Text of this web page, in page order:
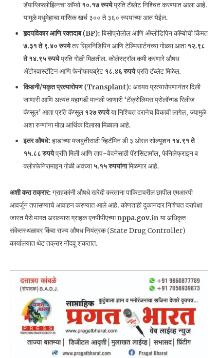
डॅपाग्लिफ्लोझिनचा कॉम्बो१०.१७ रुपयेप्रति टॅब्लेट निश्चित करण्यात आला आहे.
यामुळे मधुमेहाचा मासिक खर्च ३०० ते ३६० रुपयांच्या आत येईल.
हृदयविकार आणि रक्तदाब (BP): बिसोप्रोलोल आणि ॲम्लोडिपिन कॉम्बोची किंमत
७.३१ ते ९.४० रुपयेतर सि्लनिडिपिन आणि टेल्मिसार्टनच्या गोळ्या आता१२.९८
ते १४.९५ रुपयेप्रति गोळी मिळतील. कोलेस्ट्रॉल कमी करणारे औषध
ॲटोरवास्टॅटिन आणि फेनोफायब्रेट १८.४६ रुपयेप्रति टॅब्लेट मिळेल.
किडनी/यकृत प्रत्यारोपण (Transplant): अवयव प्रत्यारोपणानंतर दिली
जाणारी आणि अत्यंत महागडी मानली जाणारी ‘टॅक्रोलिमस प्रोलॉन्गड रिलीज
कॅप्सूल’ आता प्रति कॅप्सूल१२७ रुपयेया निश्चित दरानेच विकावी लागेल, ज्यामुळे
अशा रुग्णांना मोठा आर्थिक दिलासा मिळाला आहे.
इतर औषधे: हाडांच्या मजबुतीसाठी व्हिटॅमिन डी ३ ओरल सोल्यूशन १४.९१ ते
१५.८८ रुपयेप्रति मिली आणि ताप-वेदनेसाठी पॅरासिटामॉल, फेनिलेफ्राइन व
क्लोरफेनिरामाइन गोळी अवघ्या५.१५ रुपयांनामिळणार आहे.
अशी करा तक्रार: ग्राहकांनी औषधे खरेदी करताना पाकिटावरील छापील एमआरपी
आवर्जून तपासण्याचे आवाहन करण्यात आले आहे. कोणताही दुकानदार निश्चित दरापेक्षा
जास्त पैसे मागत असल्यास ग्राहक एनपीपीएच्याnppa.gov.inया अधिकृत
संकेतस्थळावर किंवा राज्य औषध नियंत्रक (State Drug Controller)
कार्यालयात थेट तक्रार नोंदवू शकतात.